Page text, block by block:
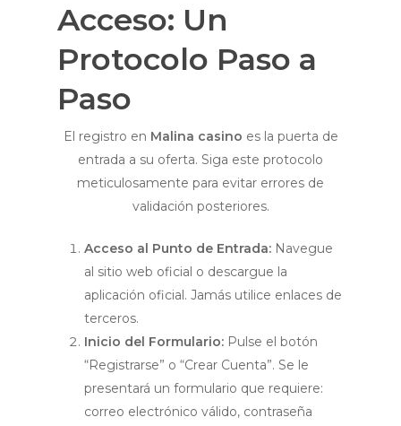
Acceso: Un
Protocolo Paso a
Paso
El registro en Malina casino es la puerta de
entrada a su oferta. Siga este protocolo
meticulosamente para evitar errores de
validación posteriores.
Acceso al Punto de Entrada: Navegue
al sitio web oficial o descargue la
aplicación oficial. Jamás utilice enlaces de
terceros.
Inicio del Formulario: Pulse el botón
“Registrarse” o “Crear Cuenta”. Se le
presentará un formulario que requiere:
correo electrónico válido, contraseña